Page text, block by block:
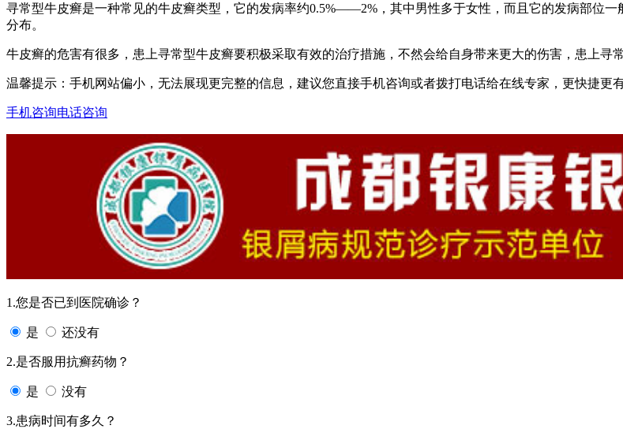
寻常型牛皮癣是一种常见的牛皮癣类型，它的发病率约0.5%——2%，其中男性多于女性，而且它的发病部位
分布。
牛皮癣的危害有很多，患上寻常型牛皮癣要积极采取有效的治疗措施，不然会给自身带来更大的伤害，患上寻
温馨提示：手机网站偏小，无法展现更完整的信息，建议您直接手机咨询或者拨打电话给在线专家，更快捷更有
手机咨询电话咨询
1.您是否已到医院确诊？
是 还没有
2.是否服用抗癣药物？
是 没有
3.患病时间有多久？